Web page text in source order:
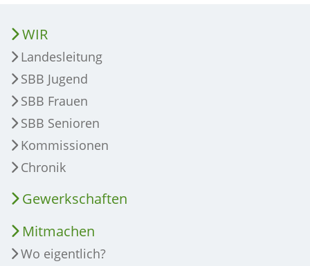
WIR
Landesleitung
SBB Jugend
SBB Frauen
SBB Senioren
Kommissionen
Chronik
Gewerkschaften
Mitmachen
Wo eigentlich?